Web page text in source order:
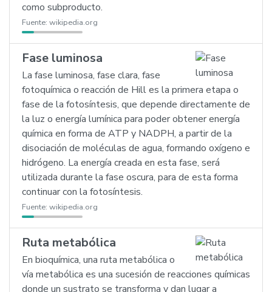
como subproducto.
Fuente: wikipedia.org
Fase luminosa
La fase luminosa, fase clara, fase
fotoquímica o reacción de Hill es la primera etapa o
fase de la fotosíntesis, que depende directamente de
la luz o energía lumínica para poder obtener energía
química en forma de ATP y NADPH, a partir de la
disociación de moléculas de agua, formando oxígeno e
hidrógeno. La energía creada en esta fase, será
utilizada durante la fase oscura, para de esta forma
continuar con la fotosíntesis.
Fuente: wikipedia.org
Ruta metabólica
En bioquímica, una ruta metabólica o
vía metabólica es una sucesión de reacciones químicas
donde un sustrato se transforma y dan lugar a